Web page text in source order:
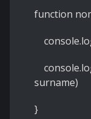
function
surname)
}